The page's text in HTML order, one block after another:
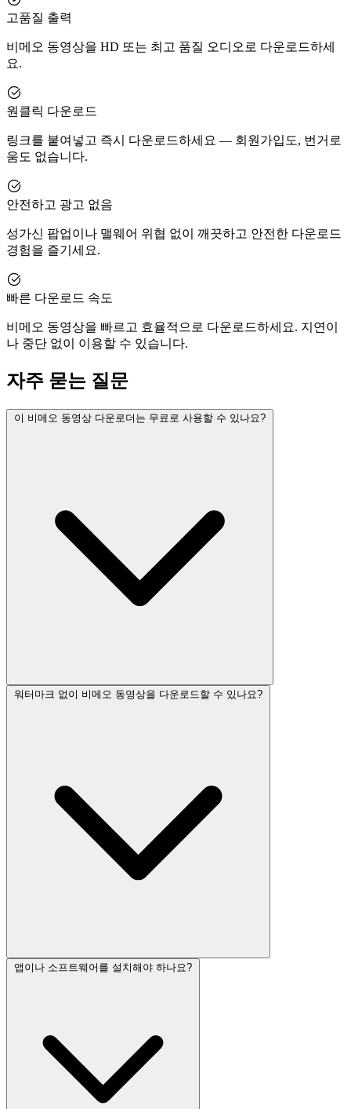
고품질 출력
비메오 동영상을 HD 또는 최고 품질 오디오로 다운로드하세
요.
원클릭 다운로드
링크를 붙여넣고 즉시 다운로드하세요 — 회원가입도, 번거로
움도 없습니다.
안전하고 광고 없음
성가신 팝업이나 맬웨어 위협 없이 깨끗하고 안전한 다운로드
경험을 즐기세요.
빠른 다운로드 속도
비메오 동영상을 빠르고 효율적으로 다운로드하세요. 지연이
나 중단 없이 이용할 수 있습니다.
자주 묻는 질문
이 비메오 동영상 다운로더는 무료로 사용할 수 있나요?
워터마크 없이 비메오 동영상을 다운로드할 수 있나요?
앱이나 소프트웨어를 설치해야 하나요?